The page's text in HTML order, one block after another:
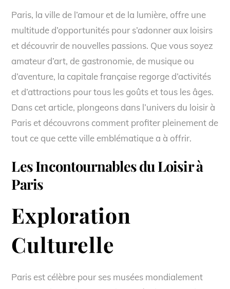
Paris, la ville de l’amour et de la lumière, offre une
multitude d’opportunités pour s’adonner aux loisirs
et découvrir de nouvelles passions. Que vous soyez
amateur d’art, de gastronomie, de musique ou
d’aventure, la capitale française regorge d’activités
et d’attractions pour tous les goûts et tous les âges.
Dans cet article, plongeons dans l’univers du loisir à
Paris et découvrons comment profiter pleinement de
tout ce que cette ville emblématique a à offrir.
Les Incontournables du Loisir à
Paris
Exploration
Culturelle
Paris est célèbre pour ses musées mondialement